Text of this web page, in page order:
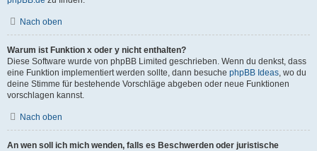
Nach oben
Warum ist Funktion x oder y nicht enthalten?
Diese Software wurde von phpBB Limited geschrieben. Wenn du denkst, dass
eine Funktion implementiert werden sollte, dann besuche phpBB Ideas, wo du
deine Stimme für bestehende Vorschläge abgeben oder neue Funktionen
vorschlagen kannst.
Nach oben
An wen soll ich mich wenden, falls es Beschwerden oder juristische